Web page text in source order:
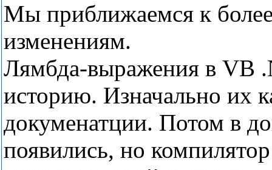
Мы приближаемся к
изменениям.
Лямбда-выражения в VB
историю. Изначально их
докуменатции. Потом в
появились, но